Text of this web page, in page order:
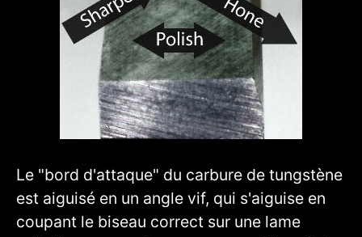
Le "bord d'attaque" du carbure de tungstène
est aiguisé en un angle vif, qui s'aiguise en
coupant le biseau correct sur une lame